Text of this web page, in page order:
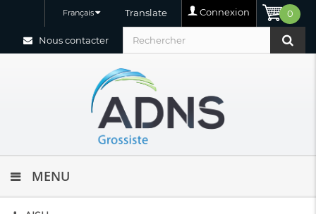
0
Connexion
Translate
Français
Nous contacter
MENU